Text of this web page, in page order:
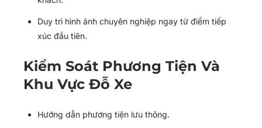
Duy trì hình ảnh chuyên nghiệp ngay từ điểm tiếp
xúc đầu tiên.
Kiểm Soát Phương Tiện Và
Khu Vực Đỗ Xe
Hướng dẫn phương tiện lưu thông.